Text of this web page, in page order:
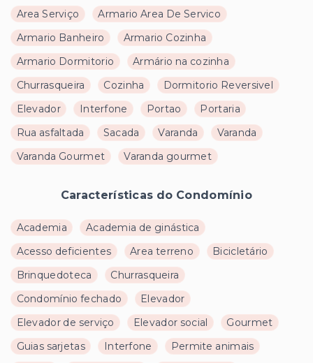
Area Serviço
Armario Area De Servico
Armario Banheiro
Armario Cozinha
Armario Dormitorio
Armário na cozinha
Churrasqueira
Cozinha
Dormitorio Reversivel
Elevador
Interfone Portao
Portaria
Rua asfaltada
Sacada Varanda
Varanda
Varanda Gourmet
Varanda gourmet
Características do Condomínio
Academia
Academia de ginástica
Acesso deficientes
Area terreno
Bicicletário
Brinquedoteca
Churrasqueira
Condomínio fechado
Elevador
Elevador de serviço
Elevador social
Gourmet
Guias sarjetas
Interfone
Permite animais